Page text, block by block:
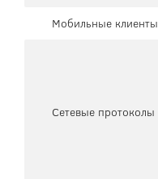
Мобильные клиенты
Сетевые протоколы